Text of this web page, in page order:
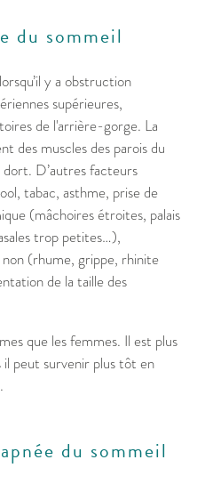
du sommeil
y a obstruction
supérieures,
de l'arrière-gorge. La
des muscles des parois du
dort. D’autres facteurs
tabac, asthme, prise de
(mâchoires étroites, palais
trop petites…),
(rhume, grippe, rhinite
de la taille des
que les femmes. Il est plus
peut survenir plus tôt en
du sommeil